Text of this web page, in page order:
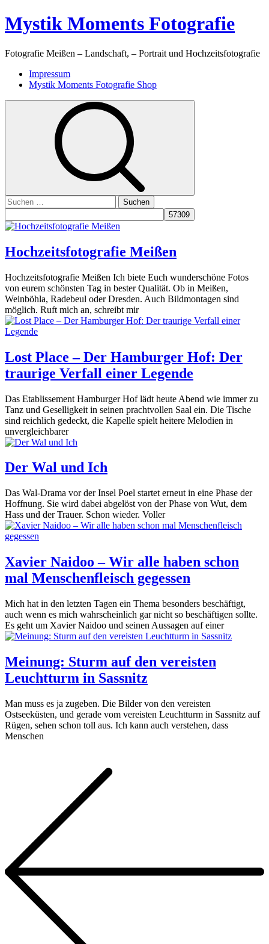
Skip
to
Mystik Moments Fotografie
Fotografie Meißen – Landschaft, – Portrait und Hochzeitsfotografie
Primary
Menu
Impressum
Mystik Moments Fotografie Shop
Suchen
nach:
Hochzeitsfotografie Meißen
Hochzeitsfotografie Meißen Ich biete Euch wunderschöne Fotos
von eurem schönsten Tag in bester Qualität. Ob in Meißen,
Weinböhla, Radebeul oder Dresden. Auch Bildmontagen sind
möglich. Ruft mich an, schreibt mir
Lost Place – Der Hamburger Hof: Der
traurige Verfall einer Legende
Das Etablissement Hamburger Hof lädt heute Abend wie immer zu
Tanz und Geselligkeit in seinen prachtvollen Saal ein. Die Tische
sind reichlich gedeckt, die Kapelle spielt heitere Melodien in
unvergleichbarer
Der Wal und Ich
Das Wal-Drama vor der Insel Poel startet erneut in eine Phase der
Hoffnung. Sie wird dabei abgelöst von der Phase von Wut, dem
Hass und der Trauer. Schon wieder. Voller
Xavier Naidoo – Wir alle haben schon
mal Menschenfleisch gegessen
Mich hat in den letzten Tagen ein Thema besonders beschäftigt,
auch wenn es mich wahrscheinlich gar nicht so beschäftigen sollte.
Es geht um Xavier Naidoo und seinen Aussagen auf einer
Meinung: Sturm auf den vereisten
Leuchtturm in Sassnitz
Man muss es ja zugeben. Die Bilder von den vereisten
Ostseeküsten, und gerade vom vereisten Leuchtturm in Sassnitz auf
Rügen, sehen schon toll aus. Ich kann auch verstehen, dass
Menschen